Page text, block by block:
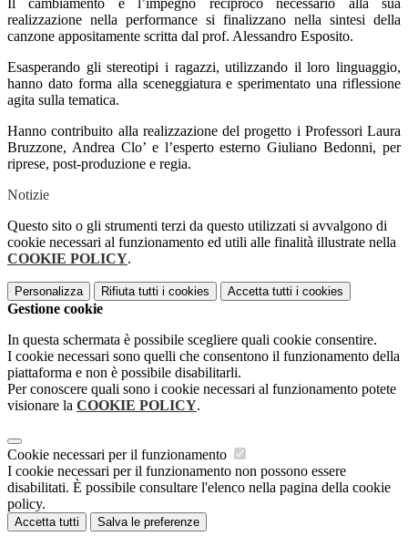
Il cambiamento e l’impegno reciproco necessario alla sua
realizzazione nella performance si finalizzano nella sintesi della
canzone appositamente scritta dal prof. Alessandro Esposito.
Esasperando gli stereotipi i ragazzi, utilizzando il loro linguaggio,
hanno dato forma alla sceneggiatura e sperimentato una riflessione
agita sulla tematica.
Hanno contribuito alla realizzazione del progetto i Professori Laura
Bruzzone, Andrea Clo’ e l’esperto esterno Giuliano Bedonni, per
riprese, post-produzione e regia.
Notizie
Questo sito o gli strumenti terzi da questo utilizzati si avvalgono di
cookie necessari al funzionamento ed utili alle finalità illustrate nella
COOKIE POLICY.
Personalizza Rifiuta tutti i cookies Accetta tutti i cookies
Gestione cookie
In questa schermata è possibile scegliere quali cookie consentire.
I cookie necessari sono quelli che consentono il funzionamento della
piattaforma e non è possibile disabilitarli.
Per conoscere quali sono i cookie necessari al funzionamento potete
visionare la COOKIE POLICY.
Cookie necessari per il funzionamento
I cookie necessari per il funzionamento non possono essere
disabilitati. È possibile consultare l'elenco nella pagina della cookie
policy.
Accetta tutti Salva le preferenze